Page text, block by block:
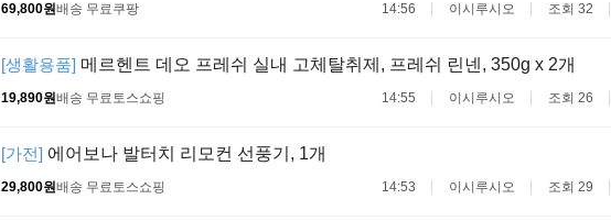
69,800원배송 무료쿠팡 14:56 이시루시오 조회 32
[생활용품] 메르헨트 데오 프레쉬 실내 고체탈취제, 프레쉬 린넨, 350g x 2개
19,890원배송 무료토스쇼핑 14:55 이시루시오 조회 26
[가전] 에어보나 발터치 리모컨 선풍기, 1개
29,800원배송 무료토스쇼핑 14:53 이시루시오 조회 29